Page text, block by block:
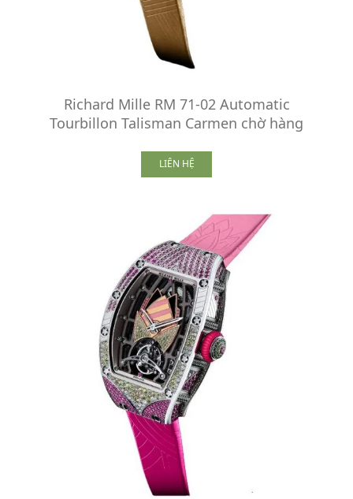
Richard Mille RM 71-02 Automatic
Tourbillon Talisman Carmen chờ hàng
LIÊN HỆ